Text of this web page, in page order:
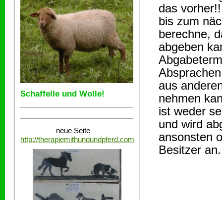
Schaffelle und Wolle!
neue Seite
http://therapiemithundundpferd.com
das
bis zum
berechne,
abgeben
aus
nehmen
ist weder
und wird
ansonsten
Besitzer an.